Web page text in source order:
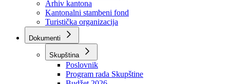
BPK šume
RTV BPK
Agencija za privatizaciju
Arhiv kantona
Kantonalni stambeni fond
Turistička organizacija
Dokumenti